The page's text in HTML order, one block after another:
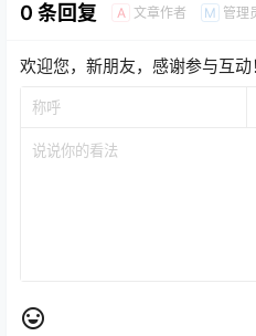
0 条回复 A 文章作者 M 管理
欢迎您，新朋友，感谢参与互动